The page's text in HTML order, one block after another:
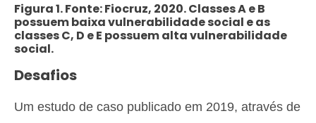
Figura 1. Fonte: Fiocruz, 2020. Classes A e B
possuem baixa vulnerabilidade social e as
classes C, D e E possuem alta vulnerabilidade
social.
Desafios
Um estudo de caso publicado em 2019, através de